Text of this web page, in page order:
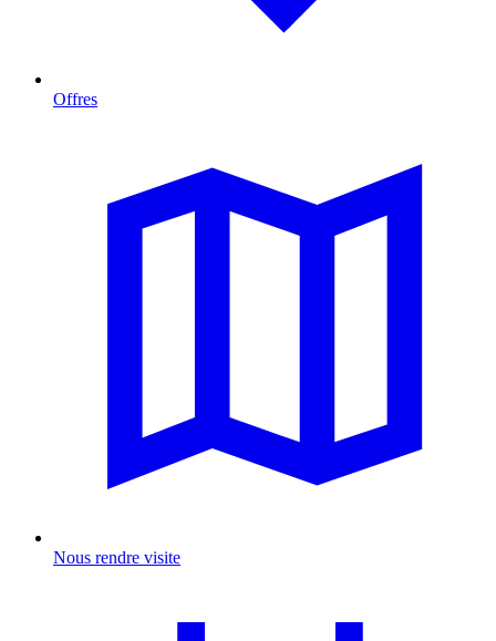
Offres
Nous rendre visite